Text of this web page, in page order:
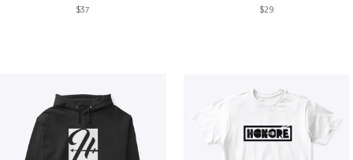
$37 $29